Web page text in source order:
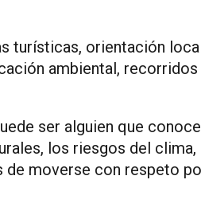
turísticas, orientación
ambiental, recorridos
ser alguien que
los riesgos del clima,
de moverse con respeto